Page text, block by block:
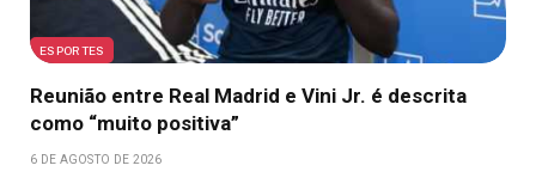
ESPORTES
Reunião entre Real Madrid e Vini Jr. é descrita
como “muito positiva”
6 DE AGOSTO DE 2026